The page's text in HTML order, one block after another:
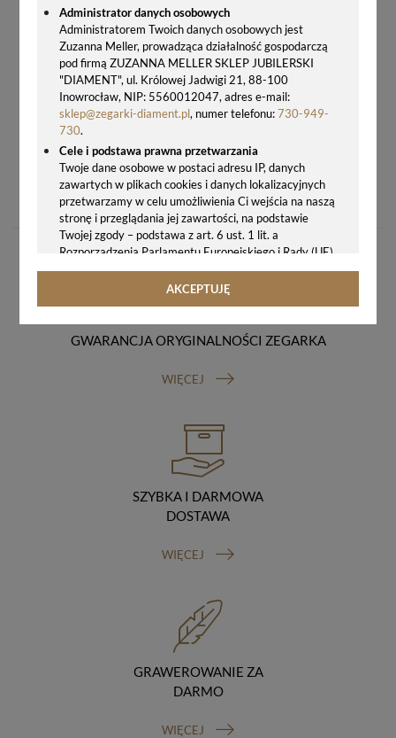
Administrator danych osobowych
Administratorem Twoich danych osobowych jest
Zuzanna Meller, prowadząca działalność gospodarczą
pod firmą ZUZANNA MELLER SKLEP JUBILERSKI
"DIAMENT", ul. Królowej Jadwigi 21, 88-100
Inowrocław, NIP: 5560012047, adres e-mail:
sklep@zegarki-diament.pl, numer telefonu:730-949-
730.
Cele i podstawa prawna przetwarzania
Twoje dane osobowe w postaci adresu IP, danych
zawartych w plikach cookies i danych lokalizacyjnych
przetwarzamy w celu umożliwienia Ci wejścia na naszą
stronę i przeglądania jej zawartości, na podstawie
Twojej zgody – podstawa z art. 6 ust. 1 lit. a
Rozporządzenia Parlamentu Europejskiego i Rady (UE)
2016/679 z 27.04.2016 r. w sprawie ochrony osób
fizycznych w związku z przetwarzaniem danych
rozporządzenie o ochronie danych, tj. RODO).
Twoje dane osobowe możemy udostępniać
hostingodawcy. Takie podmioty przetwarzają dane na
poleceniami. Przekazujemy Twoje dane poza teren
Polski/UE/Europejskiego Obszaru Gospodarczego.
Okres przechowywania danych
Twoje dane przechowujemy do czasu posiadania
udzielonej przez Ciebie zgody.
otrzymania ich kopii, prawo do sprostowania
(poprawiania) swoich danych, prawo do usunięcia
abyśmy przetwarzali Twoje dane, możesz zażądać,
abyśmy je usunęli), prawo do ograniczenia
przetwarzania danych (możesz zażądać, abyśmy
ograniczyli przetwarzanie Twoich danych osobowych
wyłącznie do ich przechowywania lub wykonywania
mamy nieprawidłowe dane na Twój temat lub
sprzeciwu wobec przetwarzania danych, prawo do
AKCEPTUJĘ
899,00 zł
GWARANCJA ORYGINALNOŚCI ZEGARKA
WIĘCEJ
SZYBKA I DARMOWA
DOSTAWA
WIĘCEJ
GRAWEROWANIE ZA
DARMO
WIĘCEJ